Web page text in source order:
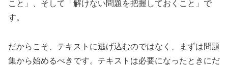
こと」、そして「解けない問題を把握しておくこと」で
す。
だからこそ、テキストに逃げ込むのではなく、まずは問題
集から始めるべきです。テキストは必要になったときにだ